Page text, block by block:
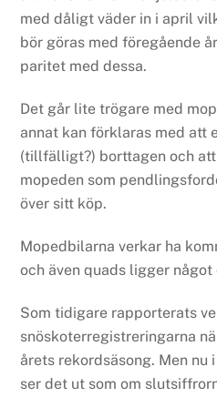
med dåligt väder in i april
bör göras med föregående
paritet med dessa.
Det går lite trögare med
annat kan förklaras med att
(tillfälligt?) borttagen och
mopeden som
över sitt köp.
Mopedbilarna verkar ha
och även quads ligger
Som tidigare rapporterats
snöskoterregistreringarna
årets rekordsäsong. Men nu
ser det ut som om